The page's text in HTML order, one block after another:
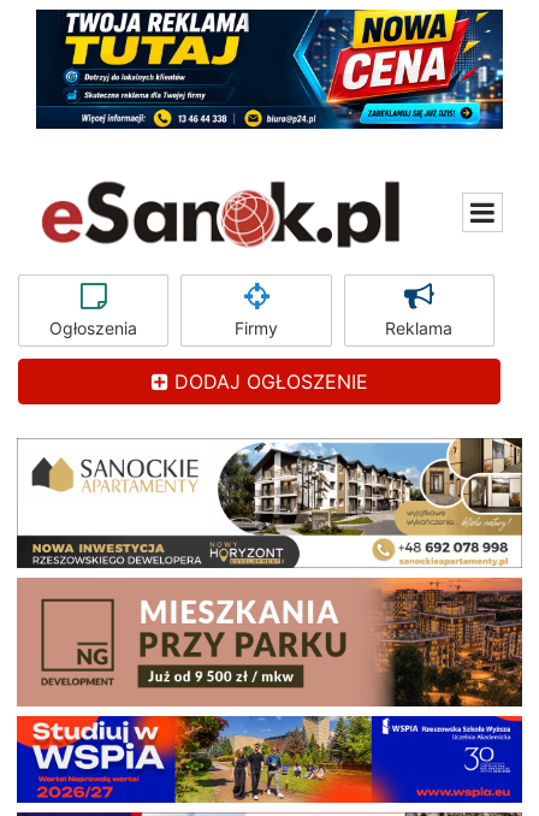
Ogłoszenia Firmy Reklama
DODAJ OGŁOSZENIE